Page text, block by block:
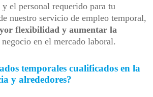
el personal requerido para tu
nuestro servicio de empleo temporal,
flexibilidad y aumentar la
en el mercado laboral.
temporales cualificados en la
y alrededores?